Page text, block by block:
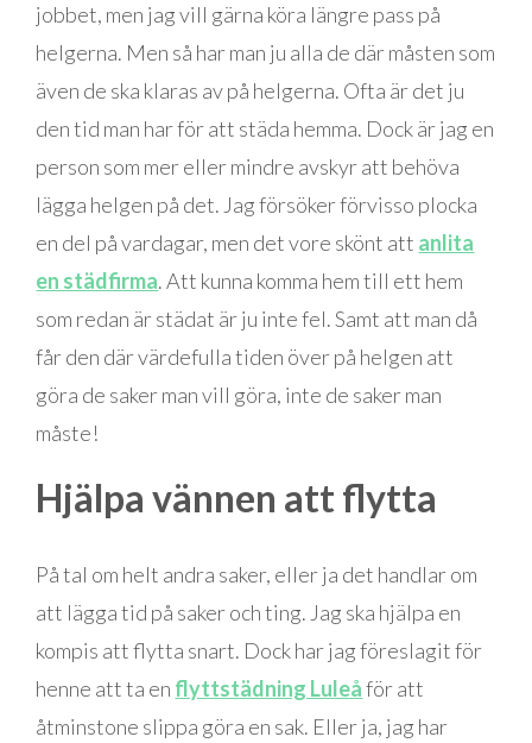
jobbet, men jag vill gärna köra längre pass på
helgerna. Men så har man ju alla de där måsten som
även de ska klaras av på helgerna. Ofta är det ju
den tid man har för att städa hemma. Dock är jag en
person som mer eller mindre avskyr att behöva
lägga helgen på det. Jag försöker förvisso plocka
en del på vardagar, men det vore skönt att anlita
en städfirma. Att kunna komma hem till ett hem
som redan är städat är ju inte fel. Samt att man då
får den där värdefulla tiden över på helgen att
göra de saker man vill göra, inte de saker man
måste!
Hjälpa vännen att flytta
På tal om helt andra saker, eller ja det handlar om
att lägga tid på saker och ting. Jag ska hjälpa en
kompis att flytta snart. Dock har jag föreslagit för
henne att ta en flyttstädning Luleåför att
åtminstone slippa göra en sak. Eller ja, jag har